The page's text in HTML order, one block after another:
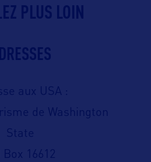
PLUS LOIN
aux USA :
de Washington
State
Box 16612